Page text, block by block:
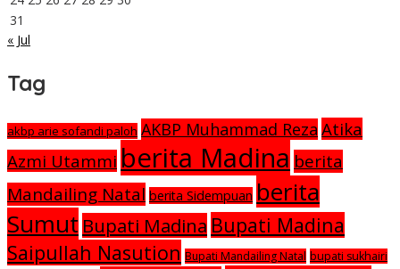
31
« Jul
Tag
akbp arie sofandi paloh AKBP Muhammad Reza Atika
Azmi Utammi berita Madina berita
Mandailing Natal berita Sidempuan berita
Sumut Bupati Madina Bupati Madina
Saipullah Nasution Bupati Mandailing Natal bupati sukhairi